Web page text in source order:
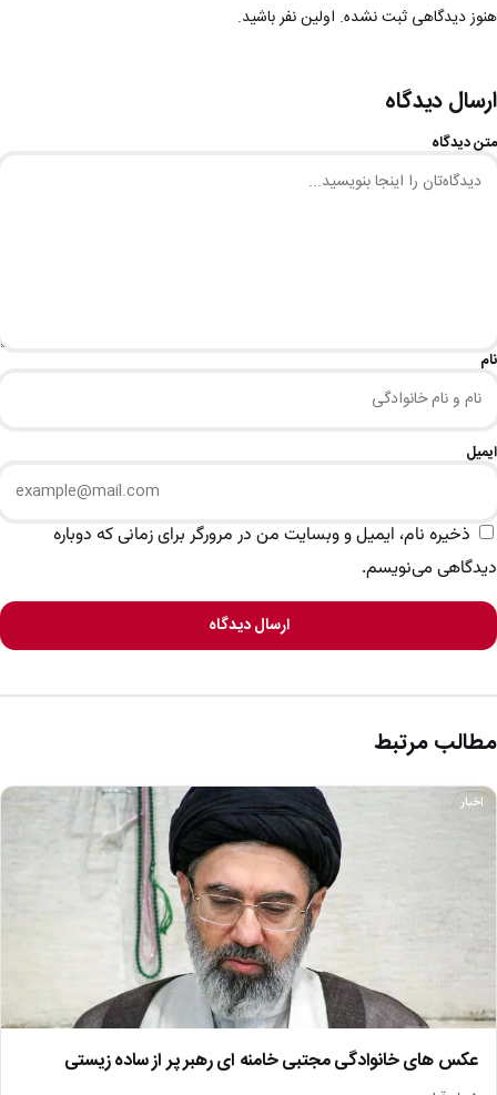
هنوز دیدگاهی ثبت نشده. اولین نفر باشید.
ارسال دیدگاه
متن دیدگاه
نام
ایمیل
ذخیره نام، ایمیل و وبسایت من در مرورگر برای زمانی که دوباره
دیدگاهی می‌نویسم.
ارسال دیدگاه
مطالب مرتبط
اخبار
عکس های خانوادگی مجتبی خامنه ای رهبر پر از ساده زیستی